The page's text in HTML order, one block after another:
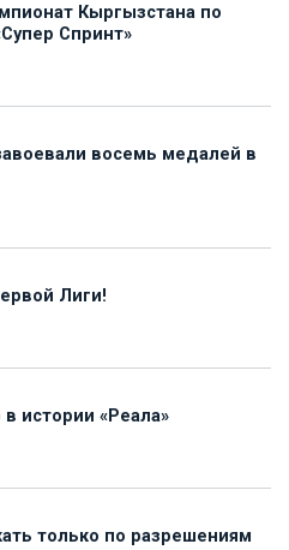
Кыргызстана по
Спринт»
восемь медалей в
Лиги!
истории «Реала»
только по разрешениям